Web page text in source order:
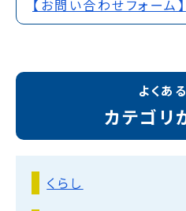
【お問い合わせフォーム】
よくあ
カテゴリ
くらし